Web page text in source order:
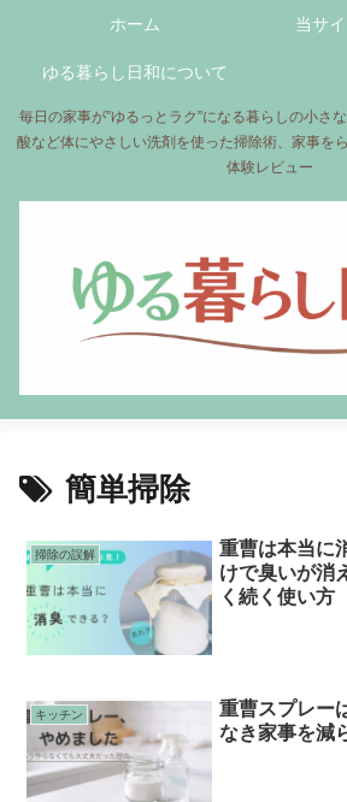
毎日の家事が”ゆるっとラク”になる暮らしの小さ
酸など体にやさしい洗剤を使った掃除術、家事を
体験レビュー
ホーム 当サ
シ
ゆる暮らし日和について
簡単掃除
掃除の誤解
重曹は本当に
けで臭いが消
く続く使い方
キッチン
重曹スプレー
なき家事を減